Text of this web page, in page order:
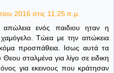
2016 στις 11:25 π.μ.
ενός παιδιου ηταν η
Τώεα με την απώκεια
προσπάθεια. Ισως αυτά τα
Θεου σταλμένα για λίγο σε ειδικη
για εκεινους που κράτησαν